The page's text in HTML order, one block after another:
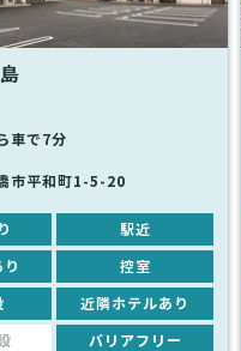
車で7分
市平和町1-5-20
駅近
控室
近隣ホテルあり
バリアフリー